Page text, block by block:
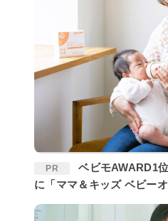
PR
ベビモAWARD1位！いま注目の〈赤ちゃん腸活〉
に「ママ＆キッズ ベビー